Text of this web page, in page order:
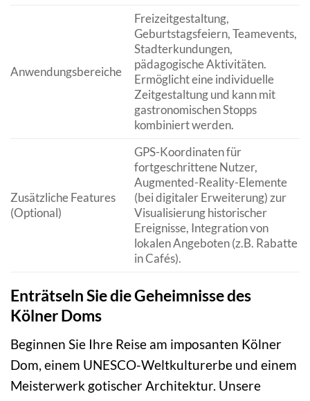
Anwendungsbereiche
Freizeitgestaltung,
Geburtstagsfeiern, Teamevents,
Stadterkundungen,
pädagogische Aktivitäten.
Ermöglicht eine individuelle
Zeitgestaltung und kann mit
gastronomischen Stopps
kombiniert werden.
Zusätzliche Features
(Optional)
GPS-Koordinaten für
fortgeschrittene Nutzer,
Augmented-Reality-Elemente
(bei digitaler Erweiterung) zur
Visualisierung historischer
Ereignisse, Integration von
lokalen Angeboten (z.B. Rabatte
in Cafés).
Enträtseln Sie die Geheimnisse des
Kölner Doms
Beginnen Sie Ihre Reise am imposanten Kölner
Dom, einem UNESCO-Weltkulturerbe und einem
Meisterwerk gotischer Architektur. Unsere